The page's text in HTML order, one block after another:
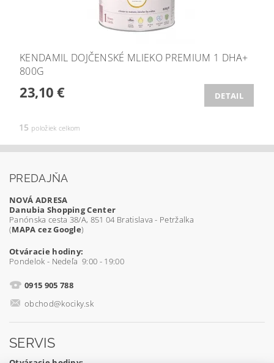
KENDAMIL DOJČENSKÉ MLIEKO PREMIUM 1 DHA+
800G
23,10 € DETAIL
15 položiek celkom
PREDAJŇA
NOVÁ ADRESA
Danubia Shopping Center
Panónska cesta 38/A, 851 04 Bratislava - Petržalka
(MAPA cez Google)
Otváracie hodiny:
Pondelok - Nedeľa 9:00 - 19:00
0915 905 788
obchod@kociky.sk
SERVIS